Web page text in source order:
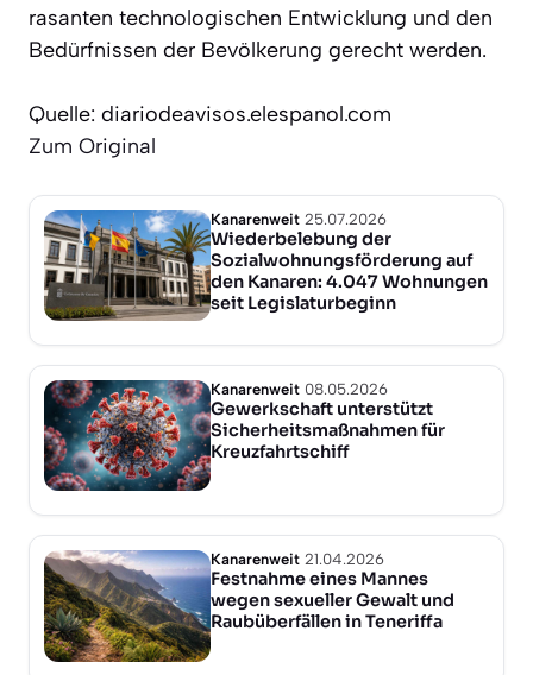
rasanten technologischen Entwicklung und den
Bedürfnissen der Bevölkerung gerecht werden.
Quelle: diariodeavisos.elespanol.com
Zum Original
Kanarenweit 25.07.2026
Wiederbelebung der
Sozialwohnungsförderung auf
den Kanaren: 4.047 Wohnungen
seit Legislaturbeginn
Kanarenweit 08.05.2026
Gewerkschaft unterstützt
Sicherheitsmaßnahmen für
Kreuzfahrtschiff
Kanarenweit 21.04.2026
Festnahme eines Mannes
wegen sexueller Gewalt und
Raubüberfällen in Teneriffa